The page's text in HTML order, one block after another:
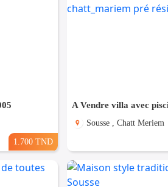
1.700 TND
Sousse , Chatt Meriem